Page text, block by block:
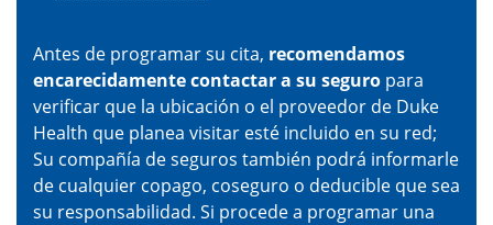
Antes de programar su cita, recomendamos
encarecidamente contactar a su seguro para
verificar que la ubicación o el proveedor de Duke
Health que planea visitar esté incluido en su red;
Su compañía de seguros también podrá informarle
de cualquier copago, coseguro o deducible que sea
su responsabilidad. Si procede a programar una